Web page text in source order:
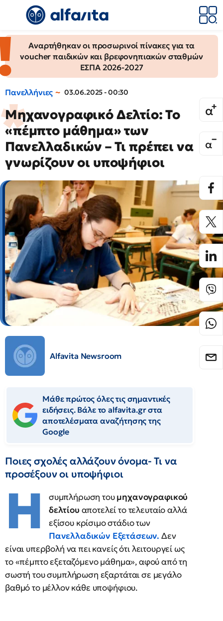
Αναρτήθηκαν οι προσωρινοί πίνακες για τα
voucher παιδικών και βρεφονηπιακών σταθμών
ΕΣΠΑ 2026-2027
Πανελλήνιες 03.06.2025 - 00:30
Μηχανογραφικό Δελτίο: Το
«πέμπτο μάθημα» των
Πανελλαδικών – Τι πρέπει να
γνωρίζουν οι υποψήφιοι
Alfavita Newsroom
Μάθε πρώτος όλες τις σημαντικές
ειδήσεις. Βάλε το alfavita.gr στα
αποτελέσματα αναζήτησης της
Google
Ποιες σχολές αλλάζουν όνομα- Τι να
προσέξουν οι υποψήφιοι
Η συμπλήρωση τουμηχανογραφικού
δελτίου αποτελεί το τελευταίο αλλά
εξίσου κρίσιμο στάδιο των
Πανελλαδικών Εξετάσεων. Δεν
είναι υπερβολή να πει κανείς ότι λειτουργεί ως
το «πέμπτο εξεταζόμενο μάθημα», αφού από τη
σωστή του συμπλήρωση εξαρτάται σε μεγάλο
βαθμό το μέλλον κάθε υποψήφιου.